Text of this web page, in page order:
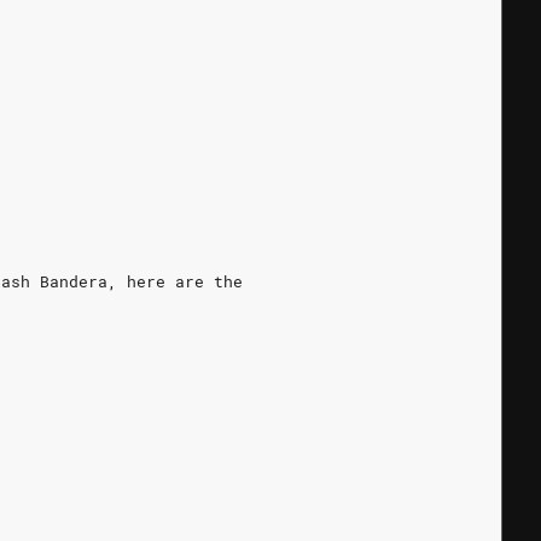
Bandera, here are the